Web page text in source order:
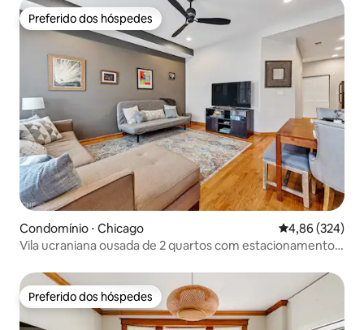
Preferido dos hóspedes
Preferido dos hóspedes
Condomínio ⋅ Chicago 4,86 de uma
4,86 (324)
Vila ucraniana ousada de 2 quartos com estacionamento
Preferido dos hóspedes
Preferido dos hóspedes